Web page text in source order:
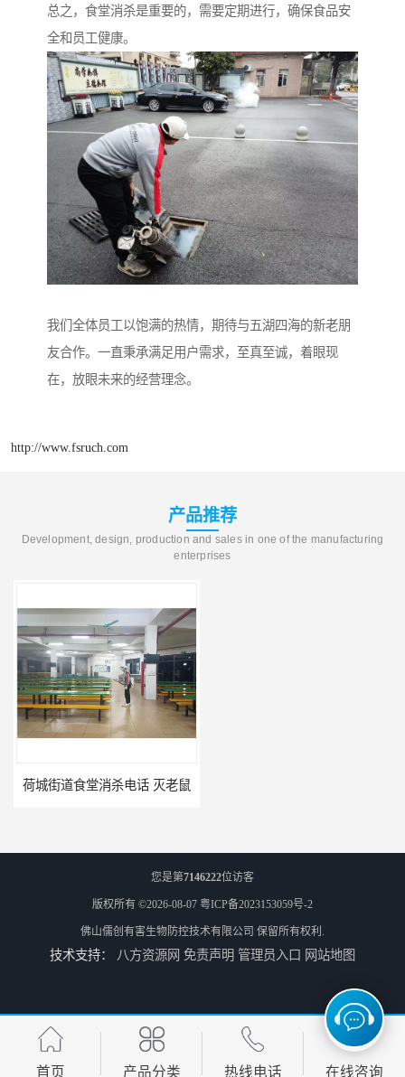
总之，食堂消杀是重要的，需要定期进行，确保食品安
全和员工健康。
我们全体员工以饱满的热情，期待与五湖四海的新老朋
友合作。一直秉承满足用户需求，至真至诚，着眼现
在，放眼未来的经营理念。
http://www.fsruch.com
产品推荐
Development, design, production and sales in one of the manufacturing
enterprises
荷城街道食堂消杀电话 灭老鼠
佛山南山镇食堂消杀 南山工厂灭鼠 顺德北活镇食堂消杀价格 顺德消杀
您是第7146222位访客
版权所有 ©2026-08-07 粤ICP备2023153059号-2
佛山儒创有害生物防控技术有限公司 保留所有权利.
技术支持： 八方资源网 免责声明 管理员入口 网站地图
首页 产品分类 热线电话 在线咨询